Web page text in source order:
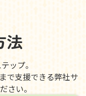
法
ップ。
で支援できる弊社サ
さい。